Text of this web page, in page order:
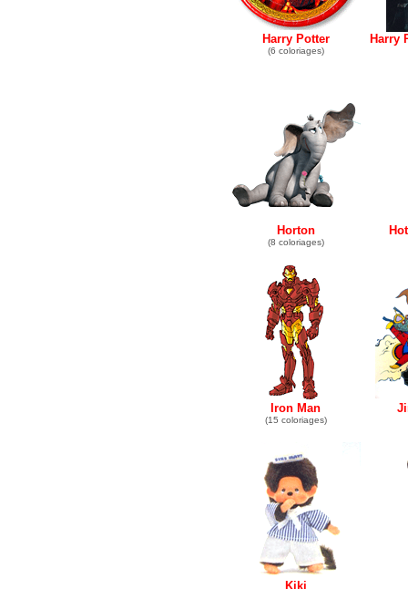
Harry Potter
(6 coloriages)
Harry
Horton
(8 coloriages)
Iron Man
(15 coloriages)
Kiki